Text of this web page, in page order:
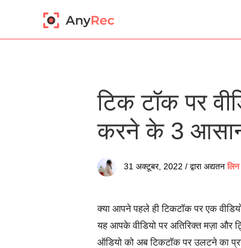
टिक टॉक पर
करने के 3
31 अक्टूबर, 2022 / द्वारा अद्यतन
क्या आपने पहले ही टिकटॉक पर एक
यह आपके वीडियो पर अतिरिक्त मज़ा और
ऑडियो को अब टिकटॉक पर उलटने का